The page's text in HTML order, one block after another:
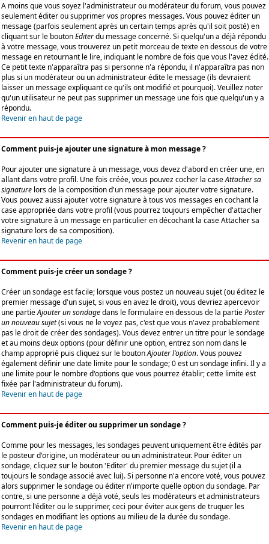
A moins que vous soyez l'administrateur ou modérateur du forum, vous pouvez
seulement éditer ou supprimer vos propres messages. Vous pouvez éditer un
message (parfois seulement après un certain temps après qu'il soit posté) en
cliquant sur le boutonEditerdu message concerné. Si quelqu'un a déjà répondu
à votre message, vous trouverez un petit morceau de texte en dessous de votre
message en retournant le lire, indiquant le nombre de fois que vous l'avez édité.
Ce petit texte n'apparaîtra pas si personne n'a répondu, il n'apparaîtra pas non
plus si un modérateur ou un administrateur édite le message (ils devraient
laisser un message expliquant ce qu'ils ont modifié et pourquoi). Veuillez noter
qu'un utilisateur ne peut pas supprimer un message une fois que quelqu'un y a
répondu.
Revenir en haut de page
Comment puis-je ajouter une signature à mon message ?
Pour ajouter une signature à un message, vous devez d'abord en créer une, en
allant dans votre profil. Une fois créée, vous pouvez cocher la caseAttacher sa
signature lors de la composition d'un message pour ajouter votre signature.
Vous pouvez aussi ajouter votre signature à tous vos messages en cochant la
case appropriée dans votre profil (vous pourrez toujours empêcher d'attacher
votre signature à un message en particulier en décochant la case Attacher sa
signature lors de sa composition).
Revenir en haut de page
Comment puis-je créer un sondage ?
Créer un sondage est facile; lorsque vous postez un nouveau sujet (ou éditez le
premier message d'un sujet, si vous en avez le droit), vous devriez apercevoir
une partieAjouter un sondagedans le formulaire en dessous de la partiePoster
un nouveau sujet(si vous ne le voyez pas, c'est que vous n'avez probablement
pas le droit de créer des sondages). Vous devez entrer un titre pour le sondage
et au moins deux options (pour définir une option, entrez son nom dans le
champ approprié puis cliquez sur le boutonAjouter l'option. Vous pouvez
également définir une date limite pour le sondage; 0 est un sondage infini. Il y a
une limite pour le nombre d'options que vous pourrez établir; cette limite est
fixée par l'administrateur du forum).
Revenir en haut de page
Comment puis-je éditer ou supprimer un sondage ?
Comme pour les messages, les sondages peuvent uniquement être édités par
le posteur d'origine, un modérateur ou un administrateur. Pour éditer un
sondage, cliquez sur le bouton 'Editer' du premier message du sujet (il a
toujours le sondage associé avec lui). Si personne n'a encore voté, vous pouvez
alors supprimer le sondage ou éditer n'importe quelle option du sondage. Par
contre, si une personne a déjà voté, seuls les modérateurs et administrateurs
pourront l'éditer ou le supprimer, ceci pour éviter aux gens de truquer les
sondages en modifiant les options au milieu de la durée du sondage.
Revenir en haut de page